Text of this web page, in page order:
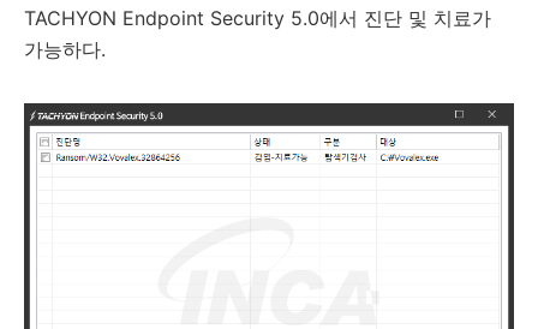
TACHYON Endpoint Security 5.0에서 진단 및 치료가
가능하다.